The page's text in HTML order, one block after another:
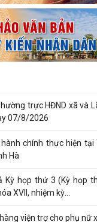
Kỳ họp thứ 3 (Kỳ họp
XVII, nhiệm kỳ...
viện trợ cho phụ nữ
trao Huy hiệu 60
nghiệp vụ công
đảng viên không